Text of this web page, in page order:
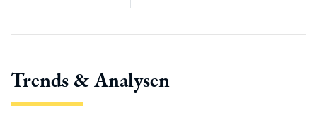
Trends & Analysen